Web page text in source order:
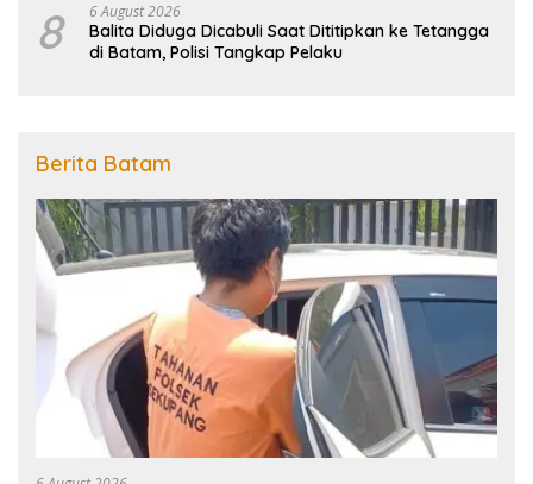
8 6 August 2026
Balita Diduga Dicabuli Saat Dititipkan ke Tetangga
di Batam, Polisi Tangkap Pelaku
Berita Batam